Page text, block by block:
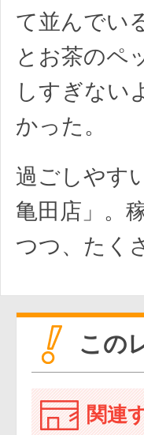
て並んでい
とお茶のペ
しすぎない
かった。
過ごしやす
亀田店」。
つつ、たく
この
関連